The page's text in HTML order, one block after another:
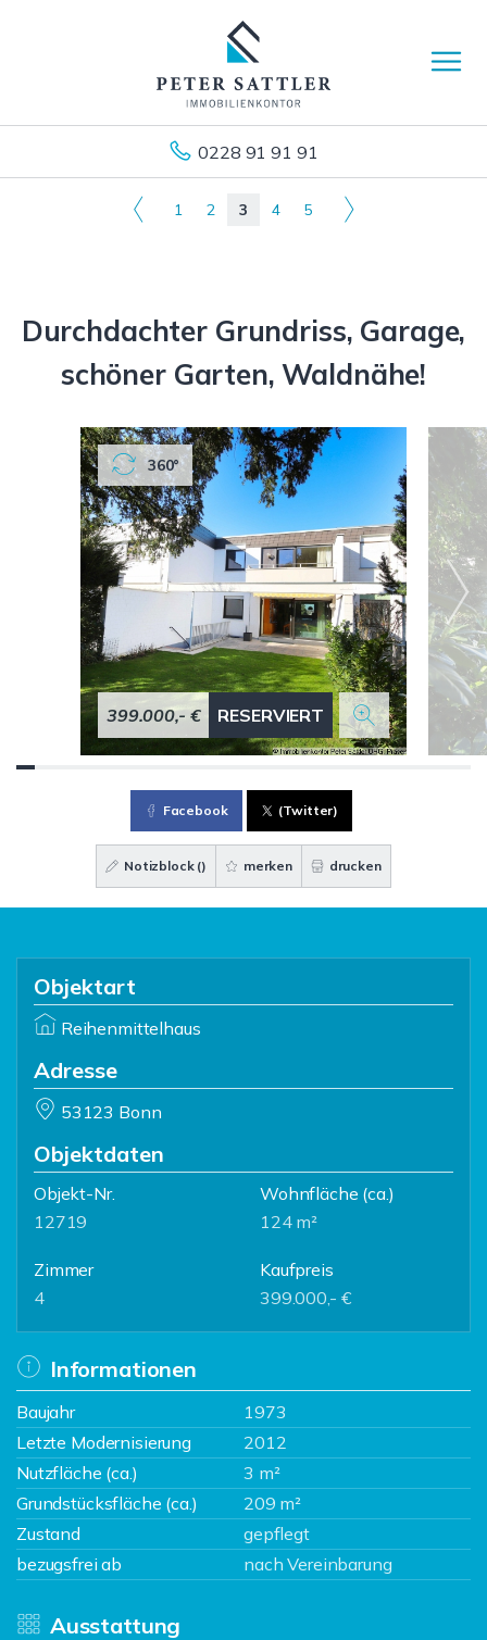
0228 91 91 91
1 2 3 4 5
Durchdachter Grundriss, Garage,
schöner Garten, Waldnähe!
399.000,- € RESERVIERT
360°
Facebook (Twitter)
Notizblock () merken drucken
Objektart
Reihenmittelhaus
Adresse
53123 Bonn
Objektdaten
Objekt-Nr.
12719
Wohnfläche (ca.)
124 m²
Zimmer
4
Kaufpreis
399.000,- €
Informationen
Baujahr
1973
Letzte Modernisierung
2012
Nutzfläche (ca.)
3 m²
Grundstücksfläche (ca.)
209 m²
Zustand
gepflegt
bezugsfrei ab
nach Vereinbarung
Ausstattung